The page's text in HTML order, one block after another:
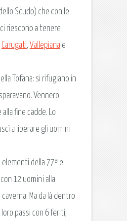
Scudo) che con le
riescono a tenere
Carugati, Vallepiana e
Tofana: si rifugiano in
Vennero
fine cadde. Lo
a liberare gli uomini
della 77ª e
12 uomini alla
Ma da là dentro
passi con 6 feriti,